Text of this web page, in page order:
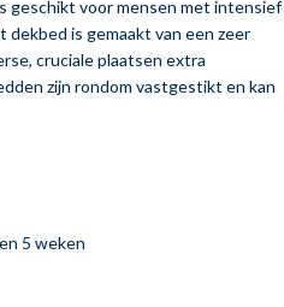
geschikt voor mensen met intensief
is gemaakt van een zeer
cruciale plaatsen extra
zijn rondom vastgestikt en kan
5 weken